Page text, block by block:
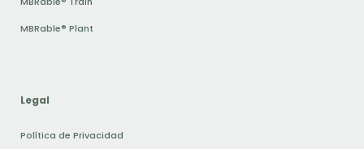
MBRable® Plant
Legal
Política de Privacidad